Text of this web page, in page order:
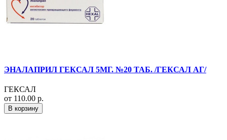
ЭНАЛАПРИЛ ГЕКСАЛ 5МГ. №20 ТАБ. /ГЕКСАЛ АГ/
ГЕКСАЛ
от 110.00 р.
В корзину